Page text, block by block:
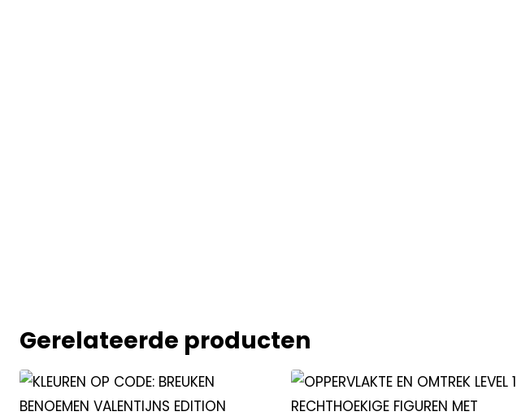
Gerelateerde producten